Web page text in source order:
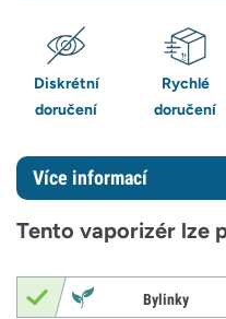
Diskrétní
doručení
Rychlé
doručení
Více informací
Tento vaporizér lze
Bylinky